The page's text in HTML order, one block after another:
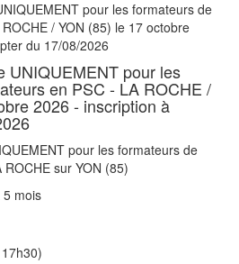
UNIQUEMENT pour les
en PSC - LA ROCHE /
2026 - inscription à
pour les formateurs de
sur YON (85)
mois